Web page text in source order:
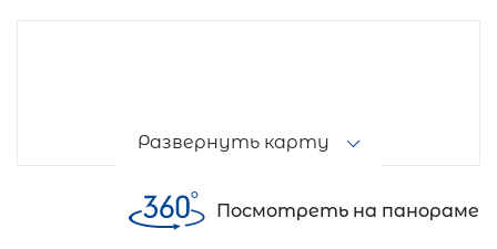
Развернуть карту
Посмотреть на панораме